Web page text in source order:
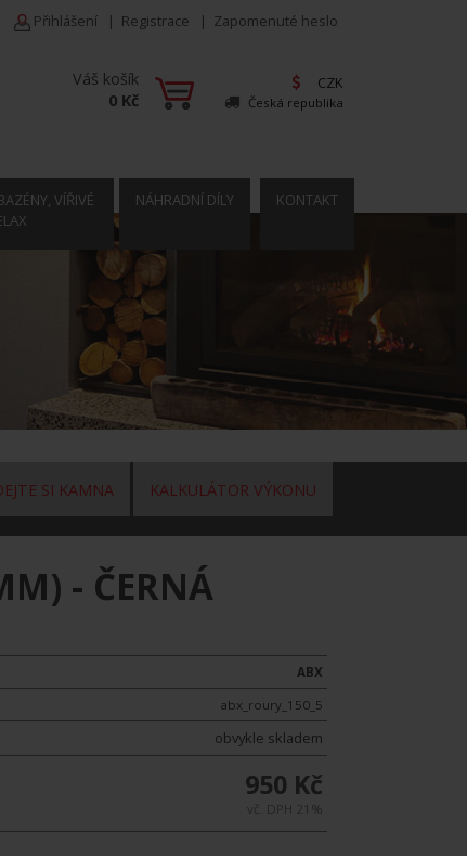
Přihlášení | Registrace | Zapomenuté heslo
Váš košík
0 Kč
CZK
Česká republika
VÍŘIVÉ
NÁHRADNÍ DÍLY KONTAKT
KALKULÁTOR VÝKONU
SI KAMNA
- ČERNÁ
ABX
abx_roury_150_5
obvykle skladem
950 Kč
vč. DPH 21%